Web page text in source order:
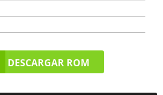
DESCARGAR ROM